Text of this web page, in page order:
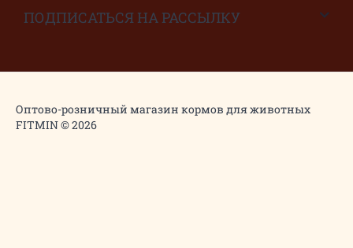
ПОДПИСАТЬСЯ НА РАССЫЛКУ
Оптово-розничный магазин кормов для животных
FITMIN © 2026